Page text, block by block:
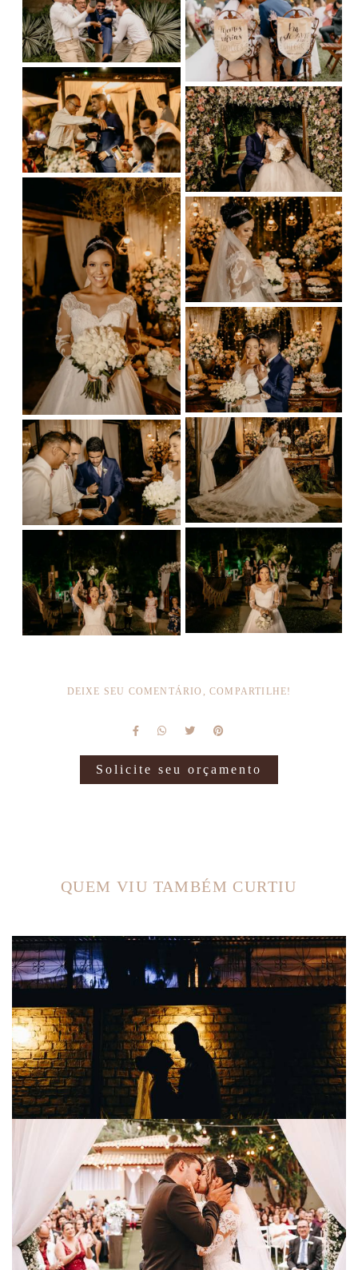
DEIXE SEU COMENTÁRIO, COMPARTILHE!
Solicite seu orçamento
QUEM VIU TAMBÉM CURTIU